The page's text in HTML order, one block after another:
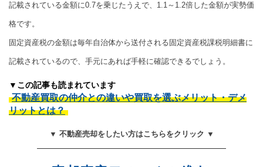
記載されている金額に0.7を乗じたうえで、1.1～1.2倍した金額が実勢価
格です。
固定資産税の金額は毎年自治体から送付される固定資産税課税明細書に
記載されているので、手元にあれば手軽に確認できるでしょう。
▼この記事も読まれています
不動産買取の仲介との違いや買取を選ぶメリット・デメ
リットとは？
▼ 不動産売却をしたい方はこちらをクリック ▼